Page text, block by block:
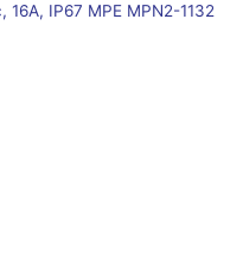
IP67 MPE MPN2-1132